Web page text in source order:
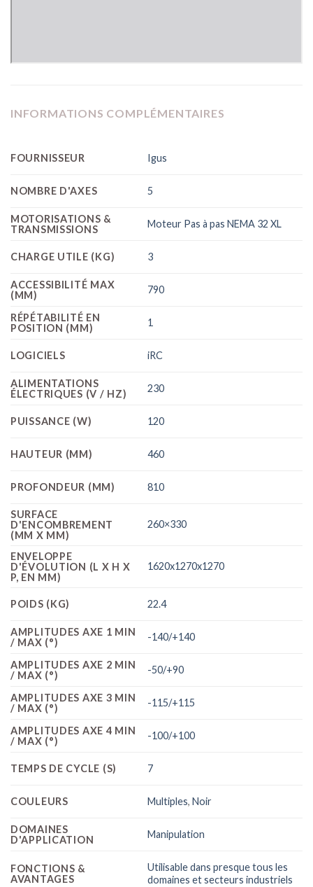
INFORMATIONS COMPLÉMENTAIRES
FOURNISSEUR Igus
NOMBRE D'AXES 5
MOTORISATIONS &
TRANSMISSIONS
Moteur Pas à pas NEMA 32 XL
CHARGE UTILE (KG) 3
ACCESSIBILITÉ MAX
(MM)
790
RÉPÉTABILITÉ EN
POSITION (MM)
1
LOGICIELS iRC
ALIMENTATIONS
ÉLECTRIQUES (V / HZ)
230
PUISSANCE (W) 120
HAUTEUR (MM) 460
PROFONDEUR (MM) 810
SURFACE
D'ENCOMBREMENT
(MM X MM)
260×330
ENVELOPPE
D'ÉVOLUTION (L X H X
P, EN MM)
1620x1270x1270
POIDS (KG) 22.4
AMPLITUDES AXE 1 MIN
/ MAX (°)
-140/+140
AMPLITUDES AXE 2 MIN
/ MAX (°)
-50/+90
AMPLITUDES AXE 3 MIN
/ MAX (°)
-115/+115
AMPLITUDES AXE 4 MIN
/ MAX (°)
-100/+100
TEMPS DE CYCLE (S) 7
COULEURS Multiples, Noir
DOMAINES
D'APPLICATION
Manipulation
FONCTIONS &
AVANTAGES
Utilisable dans presque tous les
domaines et secteurs industriels